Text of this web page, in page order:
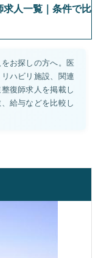
人一覧｜条件で比
お探しの方へ。医
ハビリ施設、関連
復師求人を掲載し
給与などを比較し